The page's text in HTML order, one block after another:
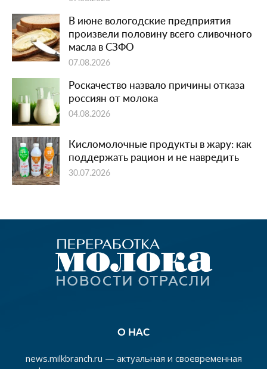
В июне вологодские предприятия
произвели половину всего сливочного
масла в СЗФО
07.08.2026
Роскачество назвало причины отказа
россиян от молока
04.08.2026
Кисломолочные продукты в жару: как
поддержать рацион и не навредить
30.07.2026
О НАС
news.milkbranch.ru — актуальная и своевременная